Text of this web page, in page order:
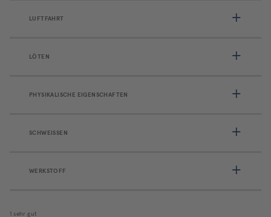
LUFTFAHRT
LÖTEN
PHYSIKALISCHE EIGENSCHAFTEN
SCHWEISSEN
WERKSTOFF
1 sehr gut